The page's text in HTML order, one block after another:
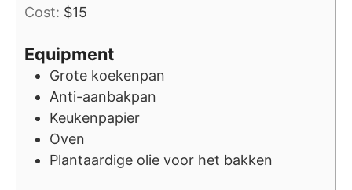
Cost: $15
Equipment
Grote koekenpan
Anti-aanbakpan
Keukenpapier
Oven
Plantaardige olie voor het bakken